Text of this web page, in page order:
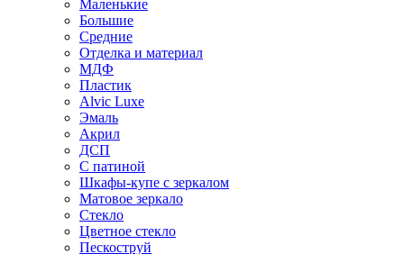
Маленькие
Большие
Средние
Отделка и материал
МДФ
Пластик
Alvic Luxe
Эмаль
Акрил
ДСП
С патиной
Шкафы-купе с зеркалом
Матовое зеркало
Стекло
Цветное стекло
Пескоструй